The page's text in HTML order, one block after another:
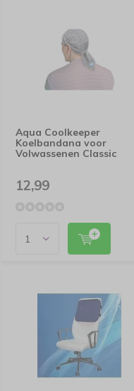
Aqua Coolkeeper
Koelbandana voor
Volwassenen Classic
12,99